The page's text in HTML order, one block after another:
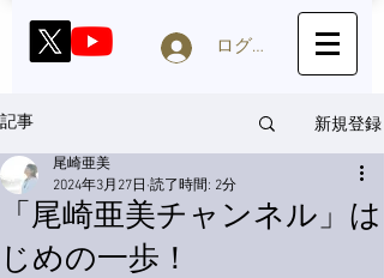
ログイン
記事 新規登録
「尾崎亜美チャンネル」は
じめの一歩！
尾崎亜美
2024年3月27日 読了時間: 2分